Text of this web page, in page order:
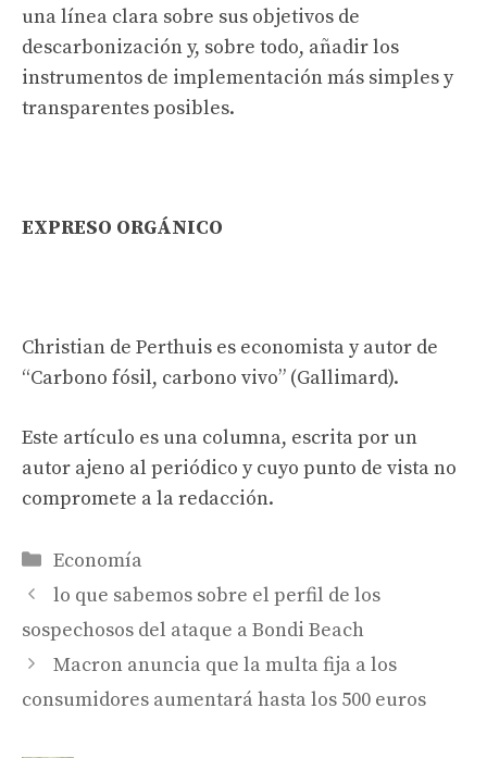
una línea clara sobre sus objetivos de
descarbonización y, sobre todo, añadir los
instrumentos de implementación más simples y
transparentes posibles.
EXPRESO ORGÁNICO
Christian de Perthuis es economista y autor de
“Carbono fósil, carbono vivo” (Gallimard).
Este artículo es una columna, escrita por un
autor ajeno al periódico y cuyo punto de vista no
compromete a la redacción.
Categorías
Economía
lo que sabemos sobre el perfil de los
sospechosos del ataque a Bondi Beach
Macron anuncia que la multa fija a los
consumidores aumentará hasta los 500 euros